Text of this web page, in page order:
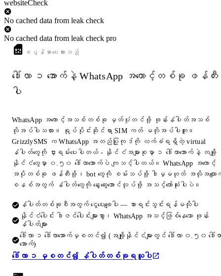
websiteCheck
No cached data from leak check
No cached data from leak check pro
စပွန်ဆာပေးထားသည်
ဒေါ်လာ ၁ အောက်နဲ့ WhatsApp အကောင့်တစ်ခု ဖန်တီး
ပါ
WhatsApp အကောင့်အသစ်တစ်ခု မှတ်ပုံတင်ဖို့ ဖုန်းနံပါတ်အသစ်
လိုအပ်ပါသလား။ ရုပ်ပိုင်းဆိုင်ရာ SIM ကတ် မလိုအပ်ပါဘူး။
GrizzlySMS က WhatsApp အတည်ပြုကုဒ်ကို လက်ခံရရှိတဲ့ virtual
နံပါတ်တွေကို ငှားရမ်းပေးပါတယ် - နိုင်ငံအများစုမှာ ၁ ဒေါ်လာအောက်နဲ့ တချို့
နိုင်ငံတွေမှာ ၀.၅၀ ဒေါ်လာအောက်ပဲ ကျသင့်ပါတယ်။ WhatsApp အကောင့်
အပိုတစ်ခု ဖန်တီးဖို့၊ bot တွေကို စမ်းသပ်ဖို့ ဒါမှမဟုတ် အလိုအလျော
စနစ်အတွက် နံပါတ်တွေကို နွေးထွေးအောင်လုပ်ဖို့ အသင့်တော်ဆုံးပါပဲ။
နံပါတ်တစ်ခုစီအတွက် ငွေပေးချေပါ — စာရင်းသွင်းရန်မလိုပါ
နိုင်ငံပေါင်း ဒါဇင်ပေါင်းများစွာ၊ WhatsApp အသင့်ဖြစ်နေသော ဖုန်း
နံပါတ်များ
ဒေါ်လာ ၁ ဒေါ်လာအောက်မှစတင်၍ (အချို့နိုင်ငံများတွင် ဒေါ်လာ ၀.၅၀ ဒေါ်လ
အောက်)
ဒေါ်လာ ၁ မှစတင်၍ နံပါတ်တစ်ခုရယူပါ